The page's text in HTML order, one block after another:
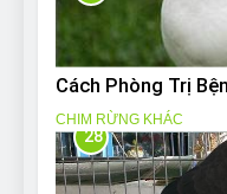
Cách Phòng Trị
CHIM RỪNG KHÁC
28